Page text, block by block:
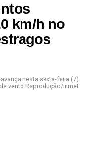
km/h no
nesta sexta-feira (7)
vento Reprodução/Inmet